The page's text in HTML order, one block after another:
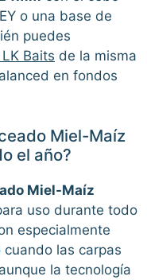
o una base de
puedes
Baits de la misma
en fondos
Miel-Maíz
el año?
Miel-Maíz
uso durante todo
especialmente
las carpas
la tecnología